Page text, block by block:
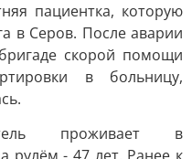
пациентка, которую
в Серов. После аварии
скорой помощи
в больницу,
проживает в